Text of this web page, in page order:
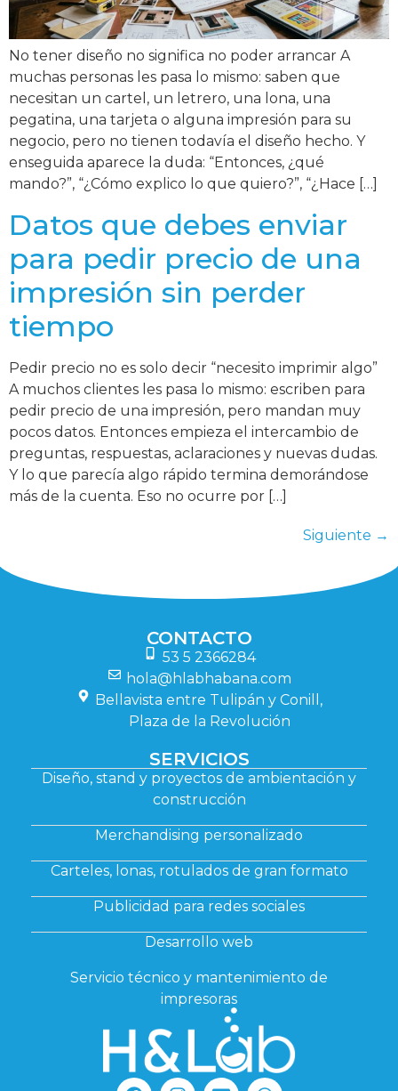
No tener diseño no significa no poder arrancar A
muchas personas les pasa lo mismo: saben que
necesitan un cartel, un letrero, una lona, una
pegatina, una tarjeta o alguna impresión para su
negocio, pero no tienen todavía el diseño hecho. Y
enseguida aparece la duda: “Entonces, ¿qué
mando?”, “¿Cómo explico lo que quiero?”, “¿Hace […]
Datos que debes enviar
para pedir precio de una
impresión sin perder
tiempo
Pedir precio no es solo decir “necesito imprimir algo”
A muchos clientes les pasa lo mismo: escriben para
pedir precio de una impresión, pero mandan muy
pocos datos. Entonces empieza el intercambio de
preguntas, respuestas, aclaraciones y nuevas dudas.
Y lo que parecía algo rápido termina demorándose
más de la cuenta. Eso no ocurre por […]
Siguiente →
CONTACTO
53 5 2366284
hola@hlabhabana.com
Bellavista entre Tulipán y Conill,
Plaza de la Revolución
SERVICIOS
Diseño, stand y proyectos de ambientación y
construcción
Merchandising personalizado
Carteles, lonas, rotulados de gran formato
Publicidad para redes sociales
Desarrollo web
Servicio técnico y mantenimiento de
impresoras